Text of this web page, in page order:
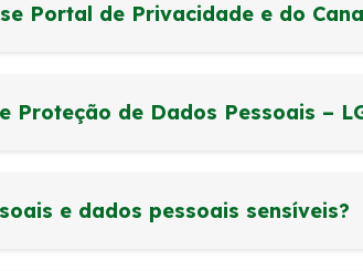
Portal de Privacidade e do
Proteção de Dados Pessoais –
e dados pessoais sensíveis?